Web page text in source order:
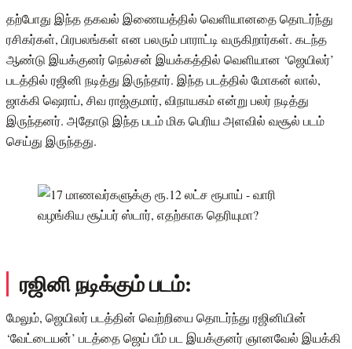
தற்போது இந்த தகவல் இணையத்தில் வெளியானதை தொடர்ந்து
ரசிகர்கள், பிரபலங்கள் என பலரும் பாராட்டி வருகிறார்கள். கடந்த
ஆண்டு இயக்குனர் நெல்சன் இயக்கத்தில் வெளியான ‘ஜெயிலர்’
படத்தில் ரஜினி நடித்து இருந்தார். இந்த படத்தில் மோகன் லால்,
ஜாக்கி ஷெராப், சிவ ராஜ்குமார், விநாயகம் என்று பலர் நடித்து
இருந்தனர். அதோடு இந்த படம் மிக பெரிய அளவில் வசூல் படம்
செய்து இருந்தது.
ரஜினி நடிக்கும் படம்:
மேலும், ஜெயிலர் படத்தின் வெற்றியை தொடர்ந்து ரஜினியின்
‘வேட்டையன்’ படத்தை ஜெய் பீம் பட இயக்குனர் ஞானவேல் இயக்கி